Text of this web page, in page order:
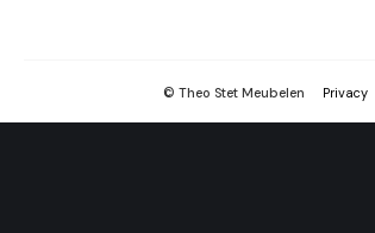
© Theo Stet Meubelen Privacy